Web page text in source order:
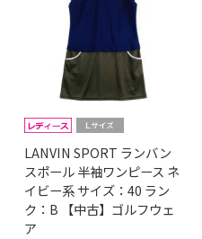
LANVIN SPORT ランバン
スポール 半袖ワンピース ネ
イビー系 サイズ：40 ラン
ク：B 【中古】ゴルフウェ
ア